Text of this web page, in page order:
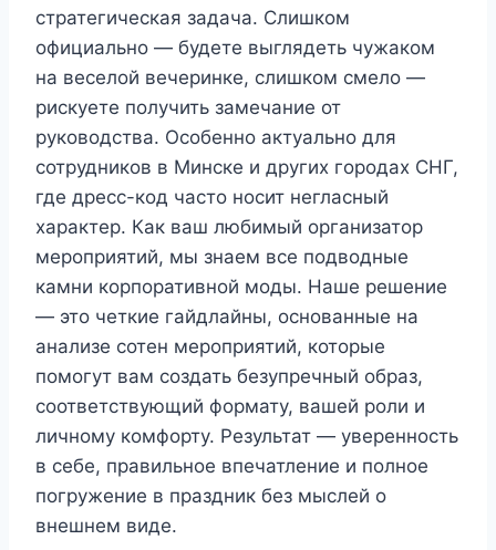
стратегическая задача. Слишком
официально — будете выглядеть чужаком
на веселой вечеринке, слишком смело —
рискуете получить замечание от
руководства. Особенно актуально для
сотрудников в Минске и других городах СНГ,
где дресс-код часто носит негласный
характер. Как ваш любимый организатор
мероприятий, мы знаем все подводные
камни корпоративной моды. Наше решение
— это четкие гайдлайны, основанные на
анализе сотен мероприятий, которые
помогут вам создать безупречный образ,
соответствующий формату, вашей роли и
личному комфорту. Результат — уверенность
в себе, правильное впечатление и полное
погружение в праздник без мыслей о
внешнем виде.